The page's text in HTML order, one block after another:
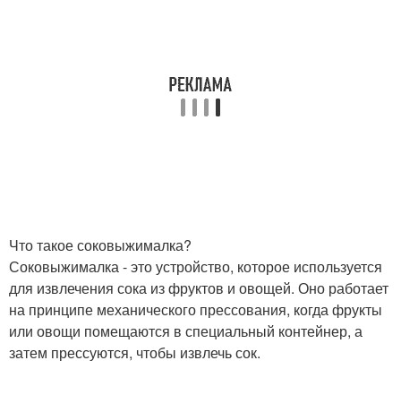
Что такое соковыжималка?
Соковыжималка - это устройство, которое используется
для извлечения сока из фруктов и овощей. Оно работает
на принципе механического прессования, когда фрукты
или овощи помещаются в специальный контейнер, а
затем прессуются, чтобы извлечь сок.